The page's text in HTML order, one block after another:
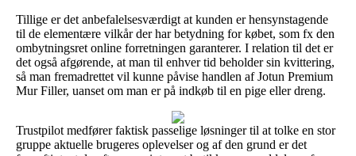
Tillige er det anbefalelsesværdigt at kunden er hensynstagende
til de elementære vilkår der har betydning for købet, som fx den
ombytningsret online forretningen garanterer. I relation til det er
det også afgørende, at man til enhver tid beholder sin kvittering,
så man fremadrettet vil kunne påvise handlen af Jotun Premium
Mur Filler, uanset om man er på indkøb til en pige eller dreng.
Trustpilot medfører faktisk passelige løsninger til at tolke en stor
gruppe aktuelle brugeres oplevelser og af den grund er det